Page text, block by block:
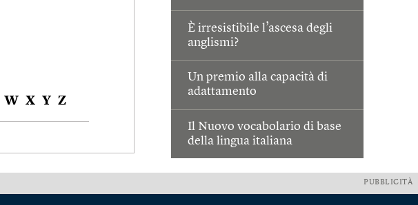
È irresistibile l’ascesa degli
anglismi?
Un premio alla capacità di
adattamento
Il Nuovo vocabolario di base
della lingua italiana
W X Y Z
PUBBLICITÀ